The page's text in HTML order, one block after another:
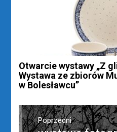
Otwarcie wystawy „Z
Wystawa ze zbiorów
w Bolesławcu”
Nawigacja
wpisuPoprzedni